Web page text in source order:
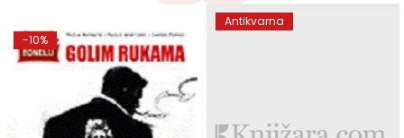
-10%
Antikvarna